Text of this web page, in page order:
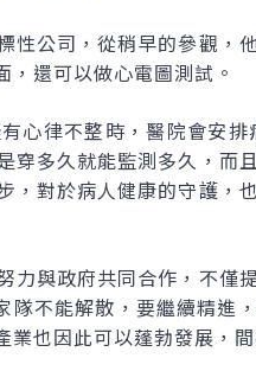
公司，從稍早的參觀，
還可以做心電圖測試。
心律不整時，醫院會安
多久就能監測多久，而
對於病人健康的守護，
與政府共同合作，不僅
不能解散，要繼續精進
也因此可以蓬勃發展，